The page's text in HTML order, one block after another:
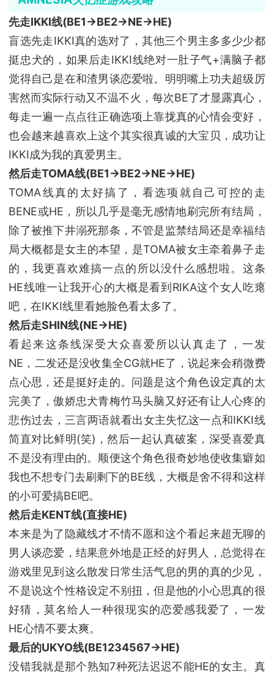
先走IKKI线(BE1→BE2→NE→HE)
盲选先走IKKI真的选对了，其他三个男主多多少少都
挺忠犬的，如果后走IKKI线绝对一肚子气+满脑子都
觉得自己是在和渣男谈恋爱啦。明明嘴上功夫超级厉
害然而实际行动又不温不火，每次BE了才显露真心，
每走一遍一点点往正确选项上靠拢真的心情会变好，
也会越来越喜欢上这个其实很真诚的大宝贝，成功让
IKKI成为我的真爱男主。
然后走TOMA线(BE1→BE2→NE→HE)
TOMA线真的太好搞了，看选项就自己可控的走
BENE或HE，所以几乎是毫无感情地刷完所有结局，
除了被推下井溺死那条，不管是监禁结局还是幸福结
局大概都是女主的本望，是TOMA被女主牵着鼻子走
的，我更喜欢难搞一点的所以没什么感想啦。这条
HE线唯一让我开心的大概是看到RIKA这个女人吃瘪
吧，在IKKI线里看她脸色看太多了。
然后走SHIN线(NE→HE)
看起来这条线深受大众喜爱所以认真走了，一发
NE，二发还是没收集全CG就HE了，说起来会稍微费
点心思，还是挺好走的。问题是这个角色设定真的太
完美了，傲娇忠犬青梅竹马头脑又好还有让人心疼的
悲伤过去，三言两语就看出女主失忆这一点和IKKI线
简直对比鲜明(笑)，然后一起认真破案，深受喜爱真
不是没有理由的。顺便这个角色很奇妙地使收集癖如
我也不想专门去刷剩下的BE线，大概是舍不得和这样
的小可爱搞BE吧。
然后走KENT线(直接HE)
本来是为了隐藏线才不情不愿和这个看起来超无聊的
男人谈恋爱，结果意外地是正经的好男人，总觉得在
游戏里见到这么散发日常生活气息的男的真的少见，
不是说这个性格设定不别扭，但是他的小心思真的很
好猜，莫名给人一种很现实的恋爱感我爱了，一发
HE心情不要太爽。
最后的UKYO线(BE1234567→HE)
没错我就是那个熟知7种死法迟迟不能HE的女主。真